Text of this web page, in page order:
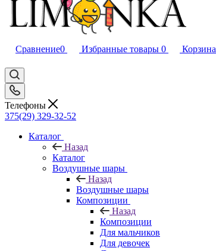
Сравнение0 Избранные товары 0 Корзина
Телефоны
375(29) 329-32-52
Каталог
Назад
Каталог
Воздушные шары
Назад
Воздушные шары
Композиции
Назад
Композиции
Для мальчиков
Для девочек